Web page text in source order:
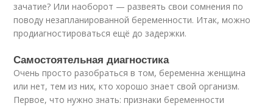
зачатие? Или наоборот — развеять свои сомнения по
поводу незапланированной беременности. Итак, можно
продиагностироваться ещё до задержки.
Самостоятельная диагностика
Очень просто разобраться в том, беременна женщина
или нет, тем из них, кто хорошо знает свой организм.
Первое, что нужно знать: признаки беременности